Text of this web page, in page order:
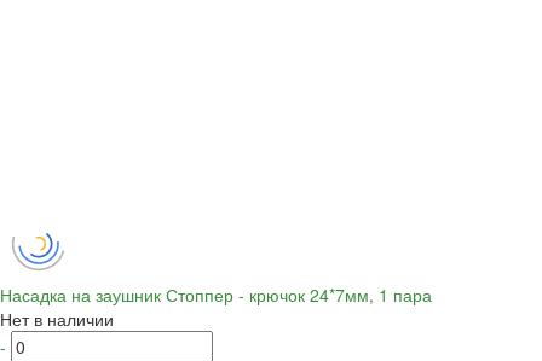
Насадка на заушник Стоппер - крючок 24*7мм, 1 пара
Нет в наличии
-